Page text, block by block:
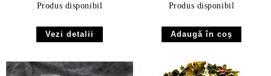
Produs disponibil
Vezi detalii
Produs disponibil